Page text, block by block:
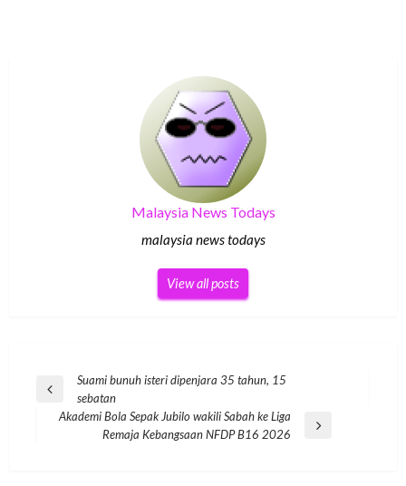
Malaysia News Todays
malaysia news todays
View all posts
Post
navigation
Previous
Suami bunuh isteri dipenjara 35 tahun, 15
sebatan
Akademi Bola Sepak Jubilo wakili Sabah ke Liga
Remaja Kebangsaan NFDP B16 2026